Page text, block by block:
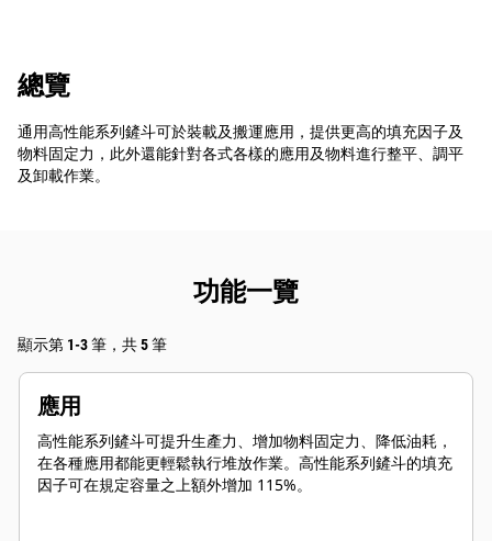
總覽
通用高性能系列鏟斗可於裝載及搬運應用，提供更高的填充因子及
物料固定力，此外還能針對各式各樣的應用及物料進行整平、調平
及卸載作業。
功能一覽
顯示第 1-3 筆，共 5 筆
應用
高性能系列鏟斗可提升生產力、增加物料固定力、降低油耗，
在各種應用都能更輕鬆執行堆放作業。高性能系列鏟斗的填充
因子可在規定容量之上額外增加 115%。